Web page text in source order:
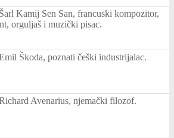
Kamij Sen San, francuski kompozitor,
orguljaš i muzički pisac.
Škoda, poznati češki industrijalac.
Avenarius, njemački filozof.